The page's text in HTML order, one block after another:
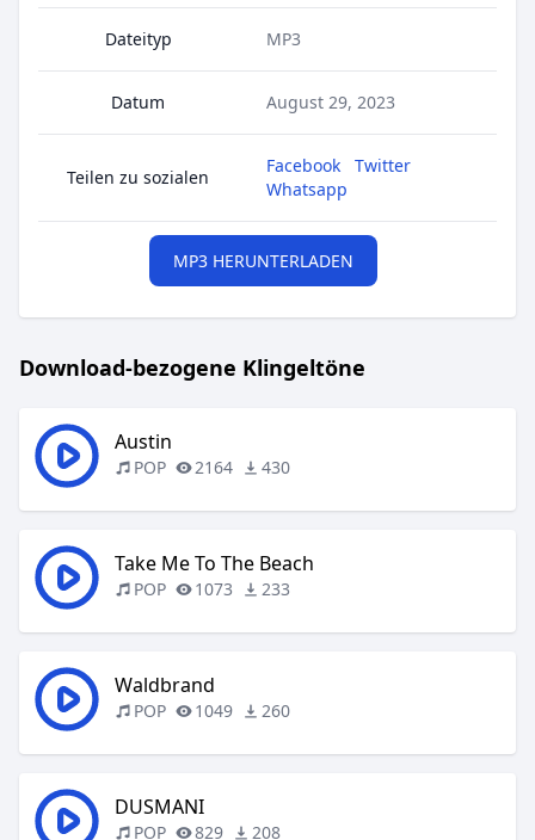
Dateityp MP3
Datum August 29, 2023
Teilen zu sozialen
Facebook
Twitter
Whatsapp
MP3 HERUNTERLADEN
Download-bezogene Klingeltöne
Austin
POP 2164 430
Take Me To The Beach
POP 1073 233
Waldbrand
POP 1049 260
DUSMANI
POP 829 208